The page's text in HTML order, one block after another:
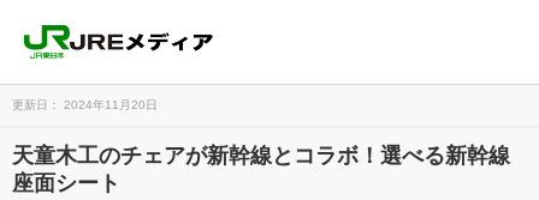
更新日： 2024年11月20日
天童木工のチェアが新幹線とコラボ！選べる新幹線
座面シート